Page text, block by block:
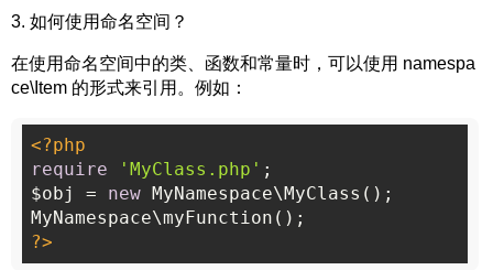
3. 如何使用命名空间？
在使用命名空间中的类、函数和常量时，可以使用 namespa
ce\Item 的形式来引用。例如：
<?php
require
'MyClass.php' ;
$obj = new MyNamespace\MyClass();
?>